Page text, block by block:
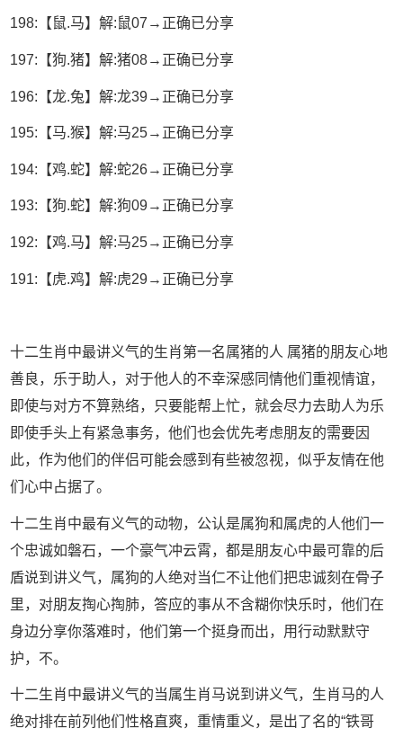
198:【鼠.马】解:鼠07→正确已分享
197:【狗.猪】解:猪08→正确已分享
196:【龙.兔】解:龙39→正确已分享
195:【马.猴】解:马25→正确已分享
194:【鸡.蛇】解:蛇26→正确已分享
193:【狗.蛇】解:狗09→正确已分享
192:【鸡.马】解:马25→正确已分享
191:【虎.鸡】解:虎29→正确已分享
十二生肖中最讲义气的生肖第一名属猪的人 属猪的朋友心地
善良，乐于助人，对于他人的不幸深感同情他们重视情谊，
即使与对方不算熟络，只要能帮上忙，就会尽力去助人为乐
即使手头上有紧急事务，他们也会优先考虑朋友的需要因
此，作为他们的伴侣可能会感到有些被忽视，似乎友情在他
们心中占据了。
十二生肖中最有义气的动物，公认是属狗和属虎的人他们一
个忠诚如磐石，一个豪气冲云霄，都是朋友心中最可靠的后
盾说到讲义气，属狗的人绝对当仁不让他们把忠诚刻在骨子
里，对朋友掏心掏肺，答应的事从不含糊你快乐时，他们在
身边分享你落难时，他们第一个挺身而出，用行动默默守
护，不。
十二生肖中最讲义气的当属生肖马说到讲义气，生肖马的人
绝对排在前列他们性格直爽，重情重义，是出了名的“铁哥